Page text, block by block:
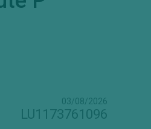
03/08/2026
LU1173761096